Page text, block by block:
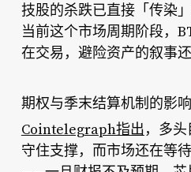
技股的杀跌已直接「传染
当前这个市场周期阶段，
在交易，避险资产的叙事还
期权与季末结算机制的影响
Cointelegraph指出，多
守住支撑，而市场还在等